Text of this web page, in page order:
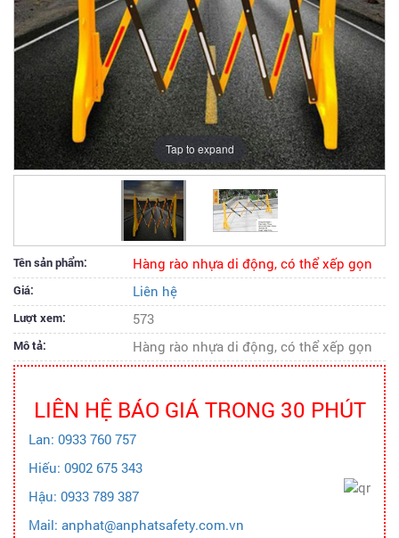
Tap to expand
Tên sản phẩm: Hàng rào nhựa di động, có thể xếp gọn
Giá: Liên hệ
Lượt xem: 573
Mô tả: Hàng rào nhựa di động, có thể xếp gọn
LIÊN HỆ BÁO GIÁ TRONG 30 PHÚT
Lan: 0933 760 757
Hiếu: 0902 675 343
Hậu: 0933 789 387
Mail: anphat@anphatsafety.com.vn